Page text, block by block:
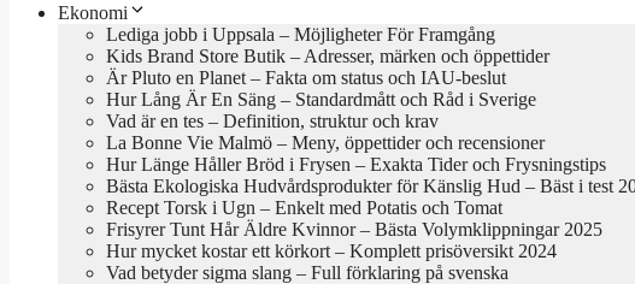
Ekonomi
Lediga jobb i Uppsala – Möjligheter För Framgång
Kids Brand Store Butik – Adresser, märken och öppettider
Är Pluto en Planet – Fakta om status och IAU-beslut
Hur Lång Är En Säng – Standardmått och Råd i Sverige
Vad är en tes – Definition, struktur och krav
La Bonne Vie Malmö – Meny, öppettider och recensioner
Hur Länge Håller Bröd i Frysen – Exakta Tider och Frysningstips
Bästa Ekologiska Hudvårdsprodukter för Känslig Hud – Bäst i test
Recept Torsk i Ugn – Enkelt med Potatis och Tomat
Frisyrer Tunt Hår Äldre Kvinnor – Bästa Volymklippningar 2025
Hur mycket kostar ett körkort – Komplett prisöversikt 2024
Vad betyder sigma slang – Full förklaring på svenska